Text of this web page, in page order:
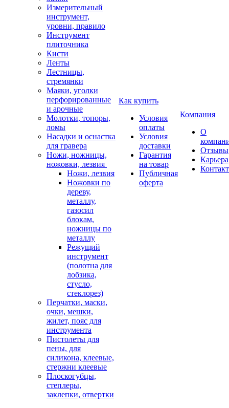
Измерительный
инструмент,
уровни, правило
Инструмент
плиточника
Кисти
Ленты
Лестницы,
стремянки
Маяки, уголки
перфорированные
и арочные
Молотки, топоры,
ломы
Насадки и оснастка
для гравера
Ножи, ножницы,
ножовки, лезвия
Ножи, лезвия
Ножовки по
дереву,
металлу,
газосил
блокам,
ножницы по
металлу
Режущий
инструмент
(полотна для
лобзика,
стусло,
стеклорез)
Перчатки, маски,
очки, мешки,
жилет, пояс для
инструмента
Пистолеты для
пены, для
силикона, клеевые,
стержни клеевые
Плоскогубцы,
степлеры,
заклепки, отвертки
Как купить
Условия
оплаты
Условия
доставки
Гарантия
на товар
Публичная
оферта
Компания
О
Отзывы
Карьера